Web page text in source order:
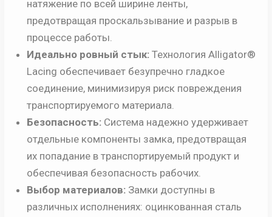
натяжение по всей ширине ленты,
предотвращая проскальзывание и разрыв в
процессе работы.
Идеально ровный стык:Технология Alligator®
Lacing обеспечивает безупречно гладкое
соединение, минимизируя риск повреждения
транспортируемого материала.
Безопасность:Система надежно удерживает
отдельные компоненты замка, предотвращая
их попадание в транспортируемый продукт и
обеспечивая безопасность рабочих.
Выбор материалов:Замки доступны в
различных исполнениях: оцинкованная сталь